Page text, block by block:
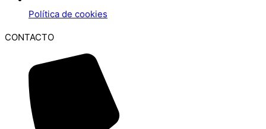
Política de cookies
CONTACTO